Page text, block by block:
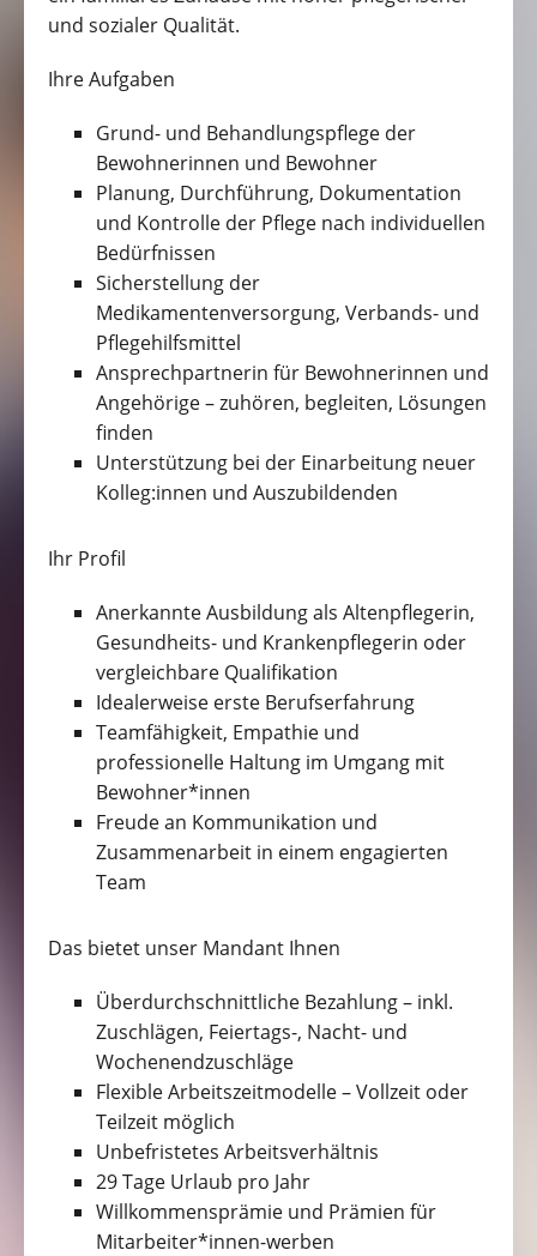
und sozialer Qualität.
Ihre Aufgaben
Grund- und Behandlungspflege der
Bewohnerinnen und Bewohner
Planung, Durchführung, Dokumentation
und Kontrolle der Pflege nach individuellen
Bedürfnissen
Sicherstellung der
Medikamentenversorgung, Verbands- und
Pflegehilfsmittel
Ansprechpartnerin für Bewohnerinnen und
Angehörige – zuhören, begleiten, Lösungen
finden
Unterstützung bei der Einarbeitung neuer
Kolleg:innen und Auszubildenden
Ihr Profil
Anerkannte Ausbildung als Altenpflegerin,
Gesundheits- und Krankenpflegerin oder
vergleichbare Qualifikation
Idealerweise erste Berufserfahrung
Teamfähigkeit, Empathie und
professionelle Haltung im Umgang mit
Bewohner*innen
Freude an Kommunikation und
Zusammenarbeit in einem engagierten
Team
Das bietet unser Mandant Ihnen
Überdurchschnittliche Bezahlung – inkl.
Zuschlägen, Feiertags-, Nacht- und
Wochenendzuschläge
Flexible Arbeitszeitmodelle – Vollzeit oder
Teilzeit möglich
Unbefristetes Arbeitsverhältnis
29 Tage Urlaub pro Jahr
Willkommensprämie und Prämien für
Mitarbeiter*innen-werben